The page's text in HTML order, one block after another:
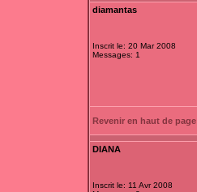
diamantas
Inscrit le: 20 Mar 2008
Messages: 1
Revenir en haut de page
DIANA
Inscrit le: 11 Avr 2008